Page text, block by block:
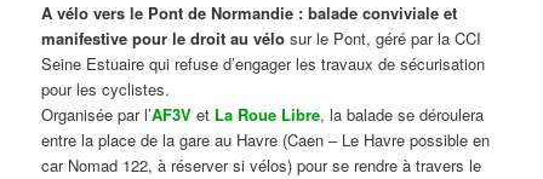
A vélo vers le Pont de Normandie : balade conviviale et
manifestive pour le droit au vélo sur le Pont, géré par la CCI
Seine Estuaire qui refuse d’engager les travaux de sécurisation
pour les cyclistes.
Organisée par l’AF3V et La Roue Libre, la balade se déroulera
entre la place de la gare au Havre (Caen – Le Havre possible en
car Nomad 122, à réserver si vélos) pour se rendre à travers le